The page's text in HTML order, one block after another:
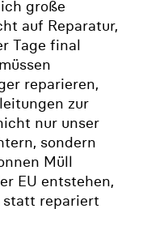
große
auf Reparatur,
Tage final
reparieren,
zur
nur unser
sondern
Müll
EU entstehen,
statt repariert